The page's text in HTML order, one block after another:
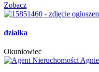
Zobacz
działka
Okuniowiec